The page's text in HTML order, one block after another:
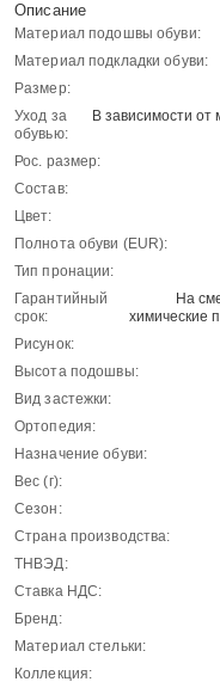
Описание
Материал подошвы обуви:
Материал подкладки обуви:
Размер:
Уход за
обувью:
В зависимости
Рос. размер:
Состав:
Цвет:
Полнота обуви (EUR):
Тип пронации:
Гарантийный
срок:
На
химические
Рисунок:
Высота подошвы:
Вид застежки:
Ортопедия:
Назначение обуви:
Вес (г):
Сезон:
Страна производства:
ТНВЭД:
Ставка НДС:
Бренд:
Материал стельки:
Коллекция: